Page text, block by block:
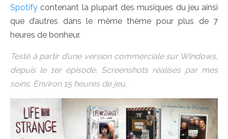
Spotify contenant la plupart des musiques du jeu ainsi
que d’autres dans le même thème pour plus de 7
heures de bonheur.
Testé à partir d’une version commerciale sur Windows,
depuis le 1er épisode. Screenshots réalisés par mes
soins. Environ 15 heures de jeu.